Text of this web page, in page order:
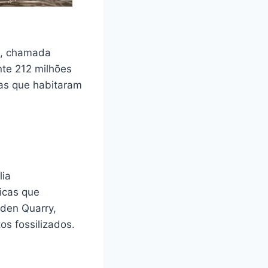
chamada
212 milhões
que habitaram
que
Quarry,
fossilizados.